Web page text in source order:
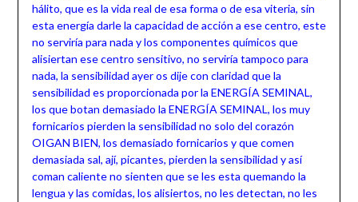
hálito, que es la vida real de esa forma o de esa viteria, sin
esta energía darle la capacidad de acción a ese centro, este
no serviría para nada y los componentes químicos que
alisiertan ese centro sensitivo, no serviría tampoco para
nada, la sensibilidad ayer os dije con claridad que la
sensibilidad es proporcionada por la ENERGÍA SEMINAL,
los que botan demasiado la ENERGÍA SEMINAL, los muy
fornicarios pierden la sensibilidad no solo del corazón
OIGAN BIEN, los demasiado fornicarios y que comen
demasiada sal, ají, picantes, pierden la sensibilidad y así
coman caliente no sienten que se les esta quemando la
lengua y las comidas, los alisiertos, no les detectan, no les